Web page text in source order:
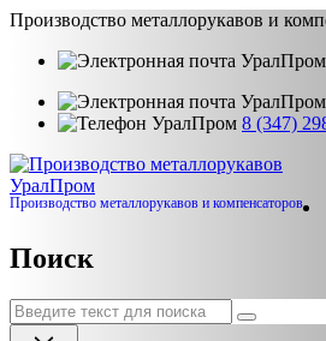
Производство металлорукавов и
8 (347)
УралПром
Производство металлорукавов и компенсаторов
Поиск